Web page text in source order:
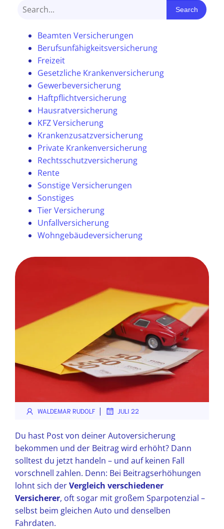
Search
Beamten Versicherungen
Berufsunfähigkeitsversicherung
Freizeit
Gesetzliche Krankenversicherung
Gewerbeversicherung
Haftpflichtversicherung
Hausratversicherung
KFZ Versicherung
Krankenzusatzversicherung
Private Krankenversicherung
Rechtsschutzversicherung
Rente
Sonstige Versicherungen
Sonstiges
Tier Versicherung
Unfallversicherung
Wohngebäudeversicherung
WALDEMAR RUDOLF | JULI 22
Du hast Post von deiner Autoversicherung
bekommen und der Beitrag wird erhöht? Dann
solltest du jetzt handeln – und auf keinen Fall
vorschnell zahlen. Denn: Bei Beitragserhöhungen
lohnt sich derVergleich verschiedener
Versicherer, oft sogar mit großem Sparpotenzial –
selbst beim gleichen Auto und denselben
Fahrdaten.